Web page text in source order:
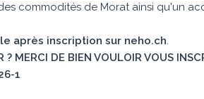
commodités de Morat ainsi qu'un
après inscription sur neho.ch.
MERCI DE BIEN VOULOIR VOUS
1